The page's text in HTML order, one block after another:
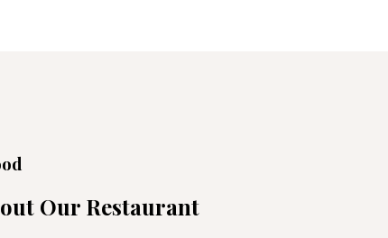
Our Restaurant